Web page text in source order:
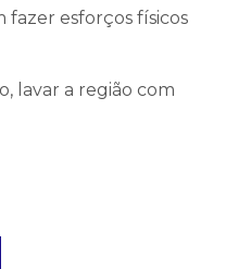
fazer esforços físicos
lavar a região com